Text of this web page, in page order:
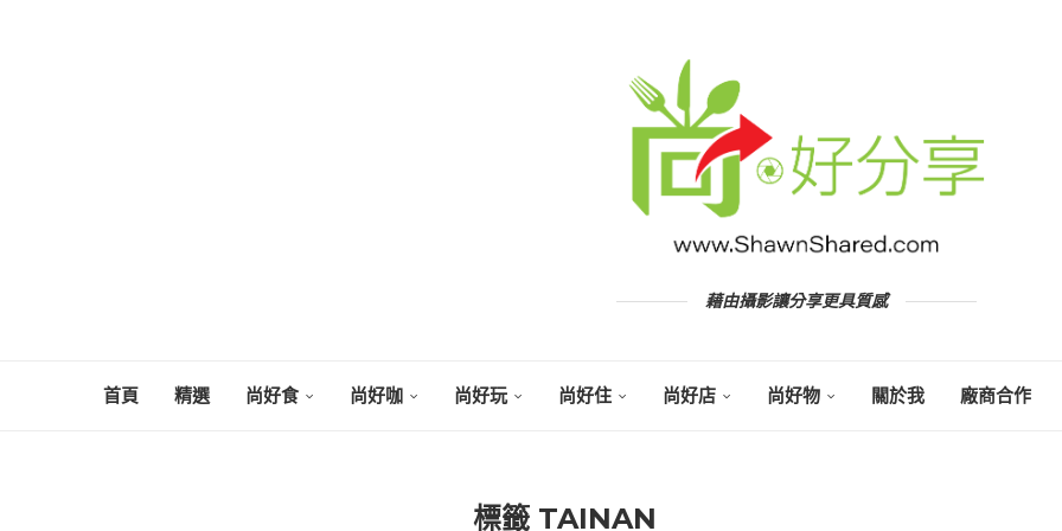
藉由攝影讓分享更具質感
首頁 精選 尚好食 尚好咖 尚好玩 尚好住 尚好店 尚好物 關於我 廠商合作
標籤 TAINAN